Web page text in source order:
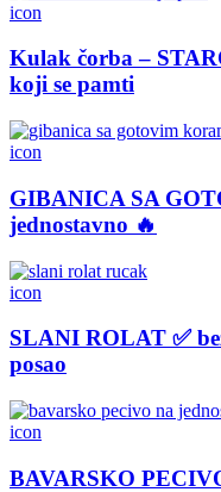
icon
Kulak čorba –
koji se pamti
icon
GIBANICA SA
jednostavno 🔥
icon
SLANI ROLAT ✅
posao
icon
BAVARSKO